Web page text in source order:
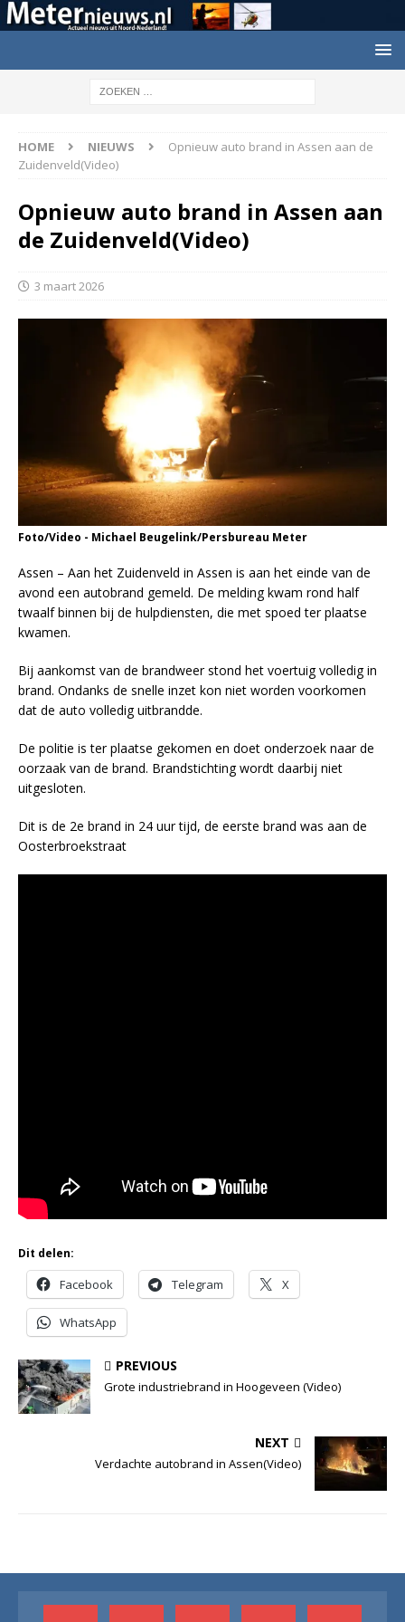
HOME NIEUWS
Opnieuw auto brand in Assen aan de
Zuidenveld(Video)
Opnieuw auto brand in Assen aan
de Zuidenveld(Video)
3 maart 2026
Foto/Video - Michael Beugelink/Persbureau Meter
Assen – Aan het Zuidenveld in Assen is aan het einde van de
avond een autobrand gemeld. De melding kwam rond half
twaalf binnen bij de hulpdiensten, die met spoed ter plaatse
kwamen.
Bij aankomst van de brandweer stond het voertuig volledig in
brand. Ondanks de snelle inzet kon niet worden voorkomen
dat de auto volledig uitbrandde.
De politie is ter plaatse gekomen en doet onderzoek naar de
oorzaak van de brand. Brandstichting wordt daarbij niet
uitgesloten.
Dit is de 2e brand in 24 uur tijd, de eerste brand was aan de
Oosterbroekstraat
Dit delen:
Facebook Telegram X
WhatsApp
PREVIOUS
Grote industriebrand in Hoogeveen (Video)
NEXT
Verdachte autobrand in Assen(Video)